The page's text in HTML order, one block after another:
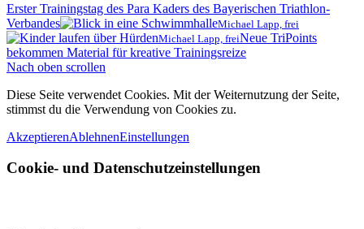
Erster Trainingstag des Para Kaders des Bayerischen Triathlon-
Verbandes
Michael Lapp, frei
Michael Lapp, freiNeue TriPoints
bekommen Material für kreative Trainingsreize
Nach oben scrollen
Diese Seite verwendet Cookies. Mit der Weiternutzung der Seite,
stimmst du die Verwendung von Cookies zu.
AkzeptierenAblehnenEinstellungen
Cookie- und Datenschutzeinstellungen